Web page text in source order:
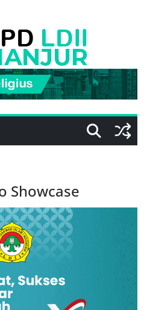
Showcase